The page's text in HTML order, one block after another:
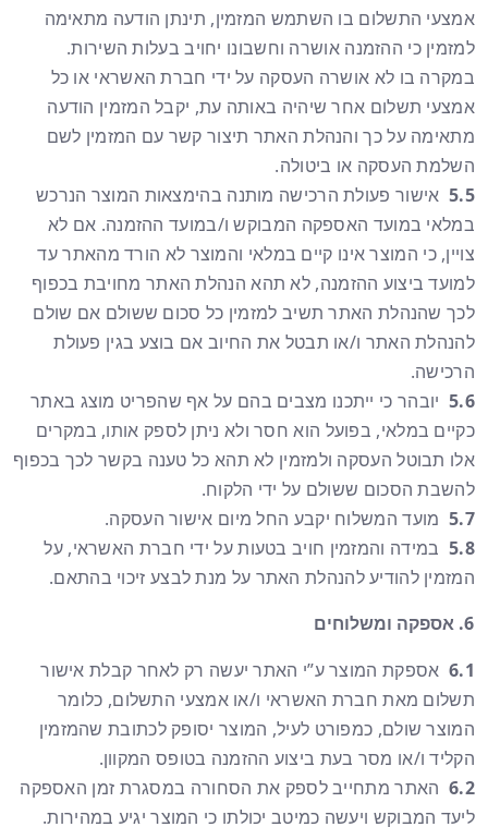
אמצעי התשלום בו השתמש המזמין, תינתן הודעה מתאימה
למזמין כי ההזמנה אושרה וחשבונו יחויב בעלות השירות.
במקרה בו לא אושרה העסקה על ידי חברת האשראי או כל
אמצעי תשלום אחר שיהיה באותה עת, יקבל המזמין הודעה
מתאימה על כך והנהלת האתר תיצור קשר עם המזמין לשם
השלמת העסקה או ביטולה.
5.5אישור פעולת הרכישה מותנה בהימצאות המוצר הנרכש
במלאי במועד האספקה המבוקש ו/במועד ההזמנה. אם לא
צויין, כי המוצר אינו קיים במלאי והמוצר לא הורד מהאתר עד
למועד ביצוע ההזמנה, לא תהא הנהלת האתר מחויבת בכפוף
לכך שהנהלת האתר תשיב למזמין כל סכום ששולם אם שולם
להנהלת האתר ו/או תבטל את החיוב אם בוצע בגין פעולת
הרכישה.
5.6יובהר כי ייתכנו מצבים בהם על אף שהפריט מוצג באתר
כקיים במלאי, בפועל הוא חסר ולא ניתן לספק אותו, במקרים
אלו תבוטל העסקה ולמזמין לא תהא כל טענה בקשר לכך בכפוף
להשבת הסכום ששולם על ידי הלקוח.
5.7מועד המשלוח יקבע החל מיום אישור העסקה.
5.8במידה והמזמין חויב בטעות על ידי חברת האשראי, על
המזמין להודיע להנהלת האתר על מנת לבצע זיכוי בהתאם.
אספקה ומשלוחים
6.1אספקת המוצר ע”י האתר יעשה רק לאחר קבלת אישור
תשלום מאת חברת האשראי ו/או אמצעי התשלום, כלומר
המוצר שולם, כמפורט לעיל, המוצר יסופק לכתובת שהמזמין
הקליד ו/או מסר בעת ביצוע ההזמנה בטופס המקוון.
6.2האתר מתחייב לספק את הסחורה במסגרת זמן האספקה
ליעד המבוקש ויעשה כמיטב יכולתו כי המוצר יגיע במהירות.